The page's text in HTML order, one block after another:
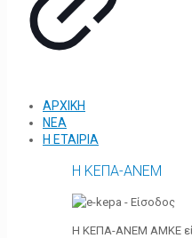
ΑΡΧΙΚΗ
ΝΕΑ
Η ΕΤΑΙΡΙΑ
Η ΚΕΠΑ-ΑΝΕΜ
Η ΚΕΠΑ-ΑΝΕΜ ΑΜΚΕ